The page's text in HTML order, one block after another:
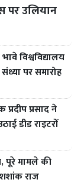
पर उलियान
विश्वविद्यालय
पर समारोह
प्रसाद ने
डीड राइटरों
मामले की
राज